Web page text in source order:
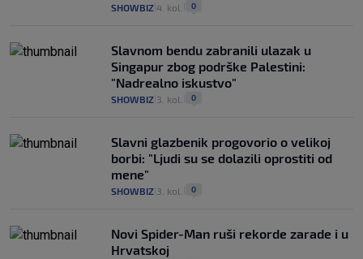
SHOWBIZ 4. kol. 0
Slavnom bendu zabranili ulazak u
Singapur zbog podrške Palestini:
"Nadrealno iskustvo"
SHOWBIZ 3. kol. 0
Slavni glazbenik progovorio o velikoj
borbi: "Ljudi su se dolazili oprostiti od
mene"
SHOWBIZ 3. kol. 0
Novi Spider-Man ruši rekorde zarade i u
Hrvatskoj